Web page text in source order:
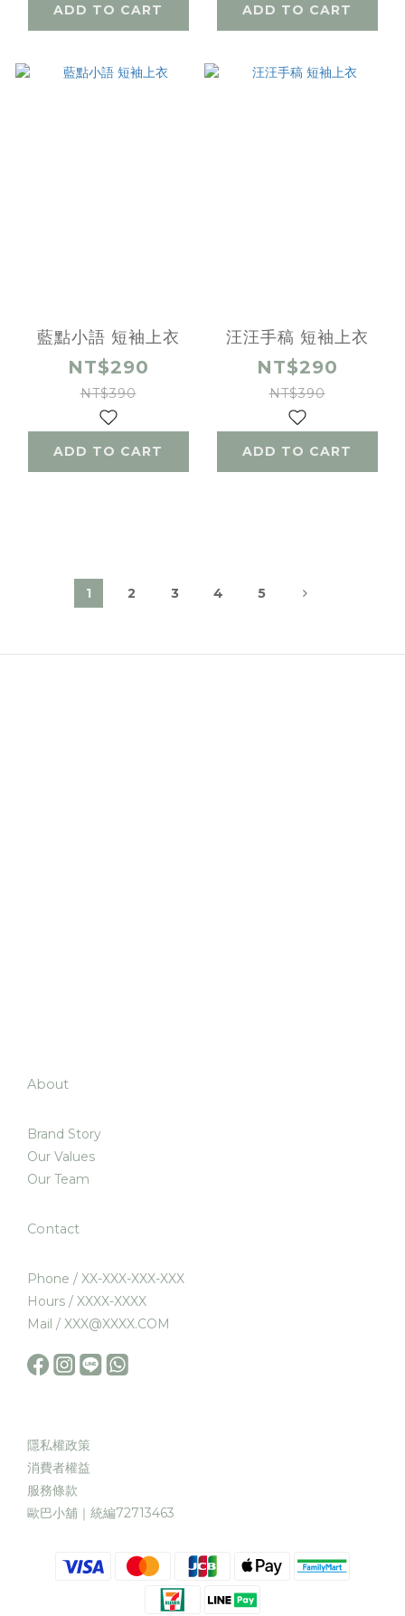
ADD TO CART ADD TO CART
藍點小語 短袖上衣
NT$290
NT$390
ADD TO CART
汪汪手稿 短袖上衣
NT$290
NT$390
ADD TO CART
1 2 3 4 5
About
Brand Story
Our Values
Our Team
Contact
Phone / XX-XXX-XXX-XXX
Hours / XXXX-XXXX
Mail / XXX@XXXX.COM
隱私權政策
消費者權益
服務條款
歐巴小舖｜統編72713463